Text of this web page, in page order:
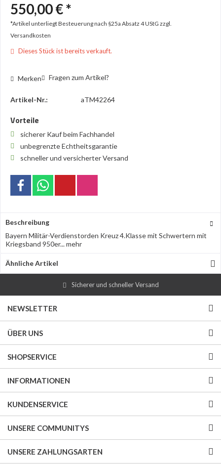
550,00 € *
*Artikel unterliegt Besteuerung nach §25a Absatz 4 UStG zzgl.
Versandkosten
Dieses Stück ist bereits verkauft.
Merken Fragen zum Artikel?
Artikel-Nr.: aTM42264
Vorteile
sicherer Kauf beim Fachhandel
unbegrenzte Echtheitsgarantie
schneller und versicherter Versand
Beschreibung
Bayern Militär-Verdienstorden Kreuz 4.Klasse mit Schwertern mit
Kriegsband 950er...mehr
Ähnliche Artikel
Sicherer und schneller Versand
NEWSLETTER
ÜBER UNS
SHOPSERVICE
INFORMATIONEN
KUNDENSERVICE
UNSERE COMMUNITYS
UNSERE ZAHLUNGSARTEN